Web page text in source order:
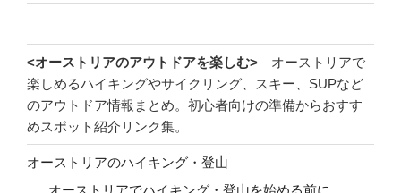
<オーストリアのアウトドアを楽しむ> オーストリアで
楽しめるハイキングやサイクリング、スキー、SUPなど
のアウトドア情報まとめ。初心者向けの準備からおすす
めスポット紹介リンク集。
オーストリアのハイキング・登山